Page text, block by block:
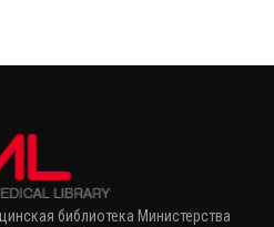
библиотека Министерства